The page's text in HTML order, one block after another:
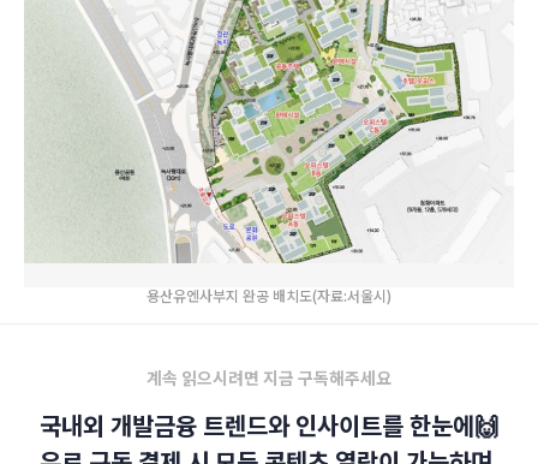
용산유엔사부지 완공 배치도(자료:서울시)
계속 읽으시려면 지금 구독해주세요
국내외 개발금융 트렌드와 인사이트를 한눈에🙌